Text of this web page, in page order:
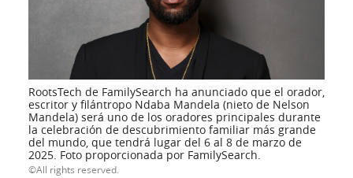
RootsTech de FamilySearch ha anunciado que el orador,
escritor y filántropo Ndaba Mandela (nieto de Nelson
Mandela) será uno de los oradores principales durante
la celebración de descubrimiento familiar más grande
del mundo, que tendrá lugar del 6 al 8 de marzo de
2025. Foto proporcionada por FamilySearch.
All rights reserved.